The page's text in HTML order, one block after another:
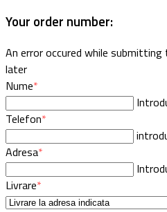
Your order number:
An error occured while
later
Nume*
Telefon*
Adresa*
Livrare*